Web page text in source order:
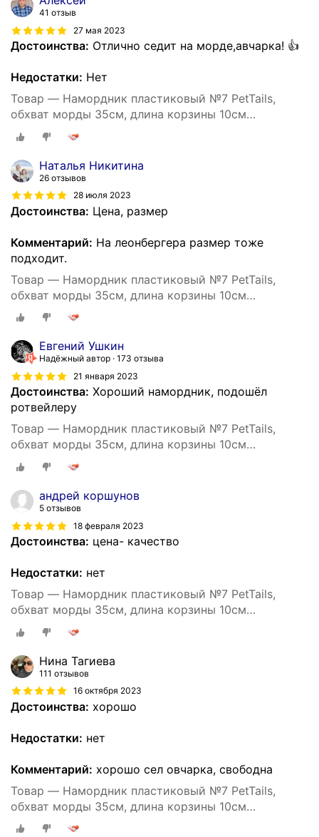
41 отзыв
27 мая 2023
Достоинства: Отлично седит на морде,авчарка! 👍
Недостатки: Нет
Товар — Намордник пластиковый №7 PetTails,
обхват морды 35см, длина корзины 10см
(ньюфаундленд)
Наталья Никитина
26 отзывов
28 июля 2023
Достоинства: Цена, размер
Комментарий: На леонбергера размер тоже
подходит.
Товар — Намордник пластиковый №7 PetTails,
обхват морды 35см, длина корзины 10см
(ньюфаундленд)
Евгений Ушкин
Надёжный автор 173 отзыва
21 января 2023
Достоинства: Хороший намордник, подошёл
ротвейлеру
Товар — Намордник пластиковый №7 PetTails,
обхват морды 35см, длина корзины 10см
(ньюфаундленд)
андрей коршунов
5 отзывов
18 февраля 2023
Достоинства: цена- качество
Недостатки: нет
Товар — Намордник пластиковый №7 PetTails,
обхват морды 35см, длина корзины 10см
(ньюфаундленд)
Нина Тагиева
111 отзывов
16 октября 2023
Достоинства: хорошо
Недостатки: нет
Комментарий: хорошо сел овчарка, свободна
Товар — Намордник пластиковый №7 PetTails,
обхват морды 35см, длина корзины 10см
(ньюфаундленд)